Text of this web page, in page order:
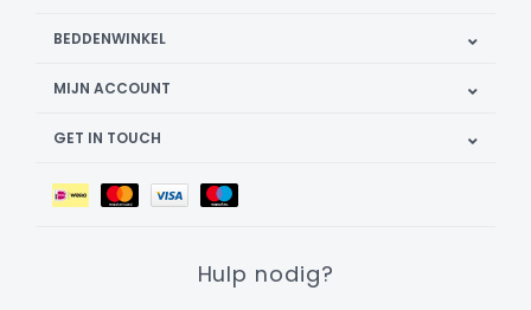
BEDDENWINKEL
MIJN ACCOUNT
GET IN TOUCH
Hulp nodig?